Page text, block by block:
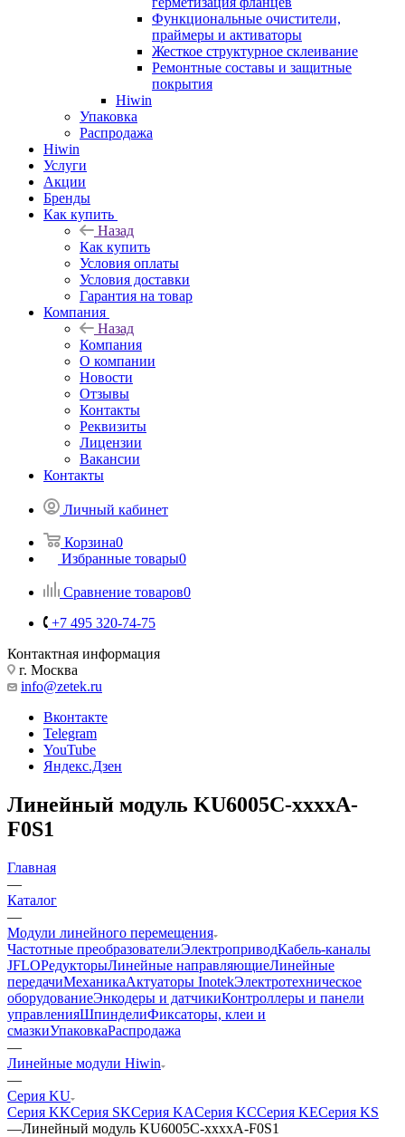
Функциональные очистители,
праймеры и активаторы
Жесткое структурное склеивание
Ремонтные составы и защитные
покрытия
Hiwin
Упаковка
Распродажа
Hiwin
Услуги
Акции
Бренды
Как купить
Назад
Как купить
Условия оплаты
Условия доставки
Гарантия на товар
Компания
Назад
Компания
О компании
Новости
Отзывы
Контакты
Реквизиты
Лицензии
Вакансии
Контакты
Личный кабинет
Корзина0
Избранные товары0
Сравнение товаров0
+7 495 320-74-75
Контактная информация
г. Москва
info@zetek.ru
Вконтакте
Telegram
YouTube
Яндекс.Дзен
Линейный модуль KU6005C-xxxxA-
F0S1
Главная
—
Каталог
—
Модули линейного перемещения
Частотные преобразователиЭлектроприводКабель-каналы
JFLOРедукторыЛинейные направляющиеЛинейные
передачиМеханикаАктуаторы InotekЭлектротехническое
оборудованиеЭнкодеры и датчикиКонтроллеры и панели
управленияШпинделиФиксаторы, клеи и
смазкиУпаковкаРаспродажа
—
Линейные модули Hiwin
—
Серия KU
Серия KKСерия SKСерия KAСерия KCСерия KEСерия KS
—Линейный модуль KU6005C-xxxxA-F0S1